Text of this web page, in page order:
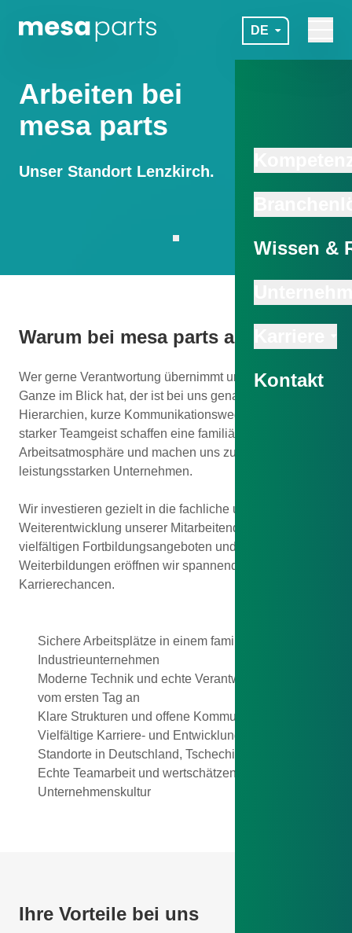
DE
Wissen &
Kontakt
Arbeiten bei
mesa parts
Unser Standort Lenzkirch.
Zur nächsten Sektion scrollen
Warum bei mesa parts arbeiten?
Wer gerne Verantwortung übernimmt und das große
Ganze im Blick hat, der ist bei uns genau richtig. Flache
Hierarchien, kurze Kommunikationswege und ein
starker Teamgeist schaffen eine familiäre
Arbeitsatmosphäre und machen uns zu einem
leistungsstarken Unternehmen.
Wir investieren gezielt in die fachliche und persönliche
Weiterentwicklung unserer Mitarbeitenden – mit
vielfältigen Fortbildungsangeboten und internen
Weiterbildungen eröffnen wir spannende
Karrierechancen.
Sichere Arbeitsplätze in einem familiengeführten
Industrieunternehmen
Moderne Technik und echte Verantwortung –
vom ersten Tag an
Klare Strukturen und offene Kommunikation
Vielfältige Karriere- und Entwicklungsmöglichkeiten
Standorte in Deutschland, Tschechien und Mexiko
Echte Teamarbeit und wertschätzende
Unternehmenskultur
Ihre Vorteile bei uns